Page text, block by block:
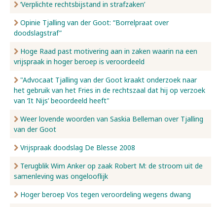
‘Verplichte rechtsbijstand in strafzaken’
Opinie Tjalling van der Goot: “Borrelpraat over
doodslagstraf”
Hoge Raad past motivering aan in zaken waarin na een
vrijspraak in hoger beroep is veroordeeld
"Advocaat Tjalling van der Goot kraakt onderzoek naar
het gebruik van het Fries in de rechtszaal dat hij op verzoek
van ‘It Nijs’ beoordeeld heeft"
Weer lovende woorden van Saskia Belleman over Tjalling
van der Goot
Vrijspraak doodslag De Blesse 2008
Terugblik Wim Anker op zaak Robert M: de stroom uit de
samenleving was ongelooflijk
Hoger beroep Vos tegen veroordeling wegens dwang